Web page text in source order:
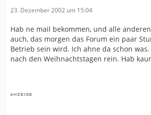
23. Dezember 2002 um 15:04
Hab ne mail bekommen, und alle
auch, das morgen das Forum ein paar
Betrieb sein wird. Ich ahne da schon
nach den Weihnachtstagen rein. Hab